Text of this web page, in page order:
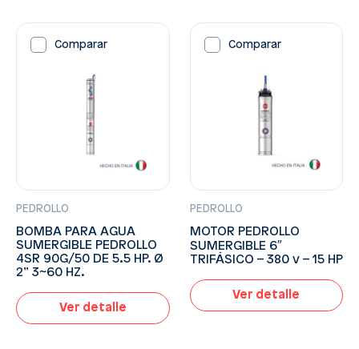
Comparar
PEDROLLO
BOMBA PARA AGUA
SUMERGIBLE PEDROLLO
4SR 90G/50 DE 5.5 HP. Ø
2” 3~60 HZ.
Ver detalle
Comparar
PEDROLLO
MOTOR PEDROLLO
SUMERGIBLE 6″
TRIFÁSICO – 380 v – 15 HP
Ver detalle